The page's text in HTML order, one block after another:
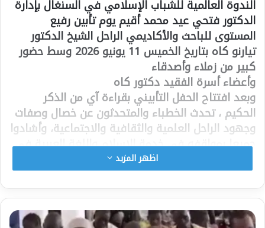
الندوة العالمية للشباب الإسلامي في السنغال بإدارة
الدكتور فتحي عيد محمد أقيم يوم تأبين رفيع
المستوى للباحث والأكاديمي الراحل الشيخ الدكتور
تيارنو كاه بتاريخ الخميس 11 يونيو 2026 وسط حضور
كبير من زملاء وأصدقاء
وأعضاء أسرة الفقيد دكتور كاه
وبعد افتتاح الحفل التأبيني بقراءة آي من الذكر
الحكيم ، تحدث الخطباء والمتحدثون عن خصال وصفات
وجهود الراحل العلمية والثقافية والاجتماعية، وأشادوا
جميعا بمواقفه في خدمة الإسلام واللغة العربية في
وفي الفترة المسائية ألقى عدد من الباحثين
والأكاديميين محاضرات علمية عن حياة وأعمال الأستاذ
الدكتور تيارنو كاه رحمه الله
اظهر المزيد